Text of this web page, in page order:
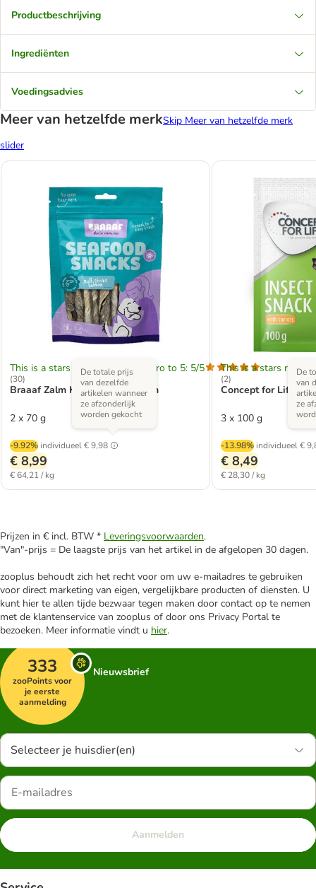
Productbeschrijving
Ingrediënten
Voedingsadvies
Meer van hetzelfde merkSkip Meer van hetzelfde merk
slider
This is a stars rating area from zero to 5: 5/5
(30)
Braaaf Zalm Kauwrollen - 12 cm
2 x 70 g
-9.92% individueel€ 9,98
De totale prijs
van dezelfde
artikelen wanneer
ze afzonderlijk
worden gekocht
€ 8,99
€ 64,21 / kg
This is a stars rating
(2)
Concept for Life
3 x 100 g
-13.98% individueel €
De
van
ze
€ 8,49
€ 28,30 / kg
Prijzen in € incl. BTW * Leveringsvoorwaarden.
"Van"-prijs = De laagste prijs van het artikel in de afgelopen 30 dagen.
zooplus behoudt zich het recht voor om uw e-mailadres te gebruiken
voor direct marketing van eigen, vergelijkbare producten of diensten. U
kunt hier te allen tijde bezwaar tegen maken door contact op te nemen
met de klantenservice van zooplus of door ons Privacy Portal te
bezoeken. Meer informatie vindt u hier.
333
zooPoints voor
je eerste
aanmelding
Nieuwsbrief
Selecteer je huisdier(en)
Aanmelden